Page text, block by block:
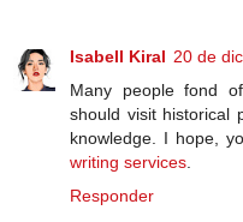
Isabell Kiral 20 de
Many people fond
should visit historical
knowledge. I hope,
writing services.
Responder